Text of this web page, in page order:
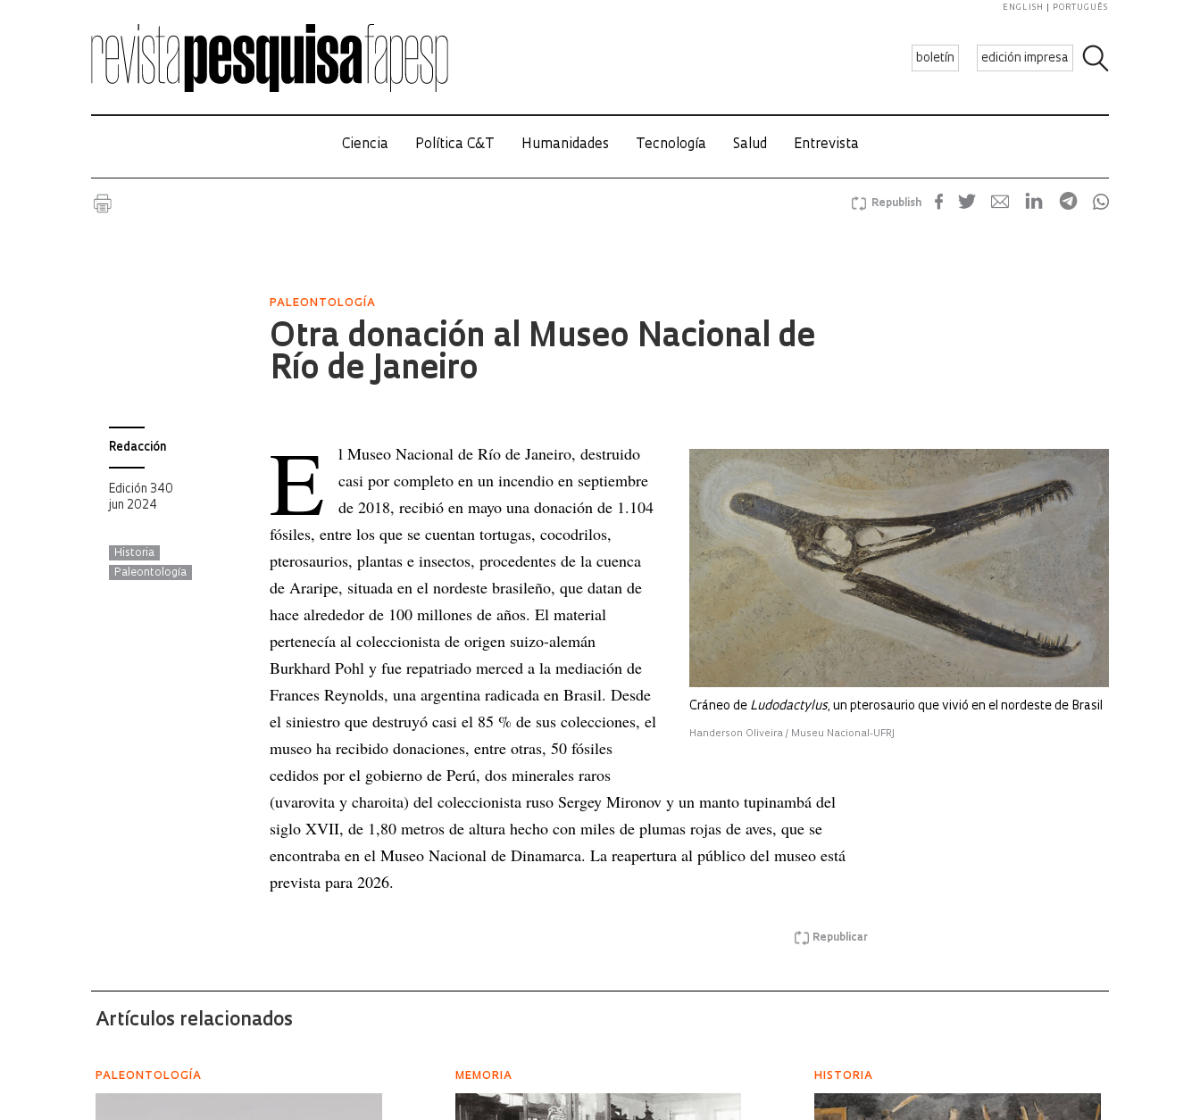
boletín edición impresa
ENGLISH PORTUGUÊS
Ciencia Política C&T Humanidades Tecnología Salud Entrevista
Republish
PALEONTOLOGÍA
Otra donación al Museo Nacional de
Río de Janeiro
Redacción
Edición 340
jun 2024
Historia
Paleontología
Cráneo de Ludodactylus, un pterosaurio que vivió en el nordeste de Brasil
Handerson Oliveira / Museu Nacional-UFRJ
E
l Museo Nacional de Río de Janeiro, destruido
casi por completo en un incendio en septiembre
de 2018, recibió en mayo una donación de 1.104
fósiles, entre los que se cuentan tortugas, cocodrilos,
pterosaurios, plantas e insectos, procedentes de la cuenca
de Araripe, situada en el nordeste brasileño, que datan de
hace alrededor de 100 millones de años. El material
pertenecía al coleccionista de origen suizo-alemán
Burkhard Pohl y fue repatriado merced a la mediación de
Frances Reynolds, una argentina radicada en Brasil. Desde
el siniestro que destruyó casi el 85 % de sus colecciones, el
museo ha recibido donaciones, entre otras, 50 fósiles
cedidos por el gobierno de Perú, dos minerales raros
(uvarovita y charoita) del coleccionista ruso Sergey Mironov y un manto tupinambá del
siglo XVII, de 1,80 metros de altura hecho con miles de plumas rojas de aves, que se
encontraba en el Museo Nacional de Dinamarca. La reapertura al público del museo está
prevista para 2026.
Republicar